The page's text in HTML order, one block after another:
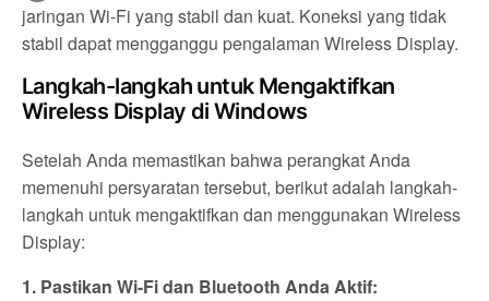
jaringan Wi-Fi yang stabil dan kuat. Koneksi yang tidak
stabil dapat mengganggu pengalaman Wireless Display.
Langkah-langkah untuk Mengaktifkan
Wireless Display di Windows
Setelah Anda memastikan bahwa perangkat Anda
memenuhi persyaratan tersebut, berikut adalah langkah-
langkah untuk mengaktifkan dan menggunakan Wireless
Display:
1. Pastikan Wi-Fi dan Bluetooth Anda Aktif: